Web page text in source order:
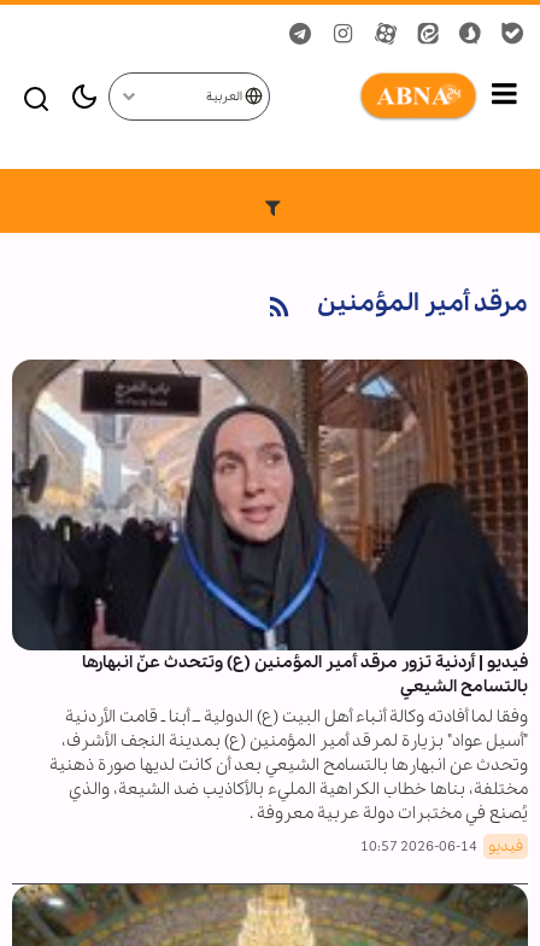
العربية
مرقد أمير المؤمنين
فيديو | أردنية تزور مرقد أمير المؤمنين (ع) وتتحدث عنّ انبهارها
بالتسامح الشيعي
وفقا لما أفادته وكالة أنباء أهل البيت (ع) الدولية ــ أبنا ـ قامت الأردنية
"أسيل عواد" بزيارة لمرقد أمير المؤمنين (ع) بمدينة النجف الأشرف،
وتحدث عن انبهارها بالتسامح الشيعي بعد أن كانت لديها صورة ذهنية
مختلفة، بناها خطاب الكراهية المليء بالأكاذيب ضد الشيعة، والذي
يُصنع في مختبرات دولة عربية معروفة .
فيديو 2026-06-14 10:57